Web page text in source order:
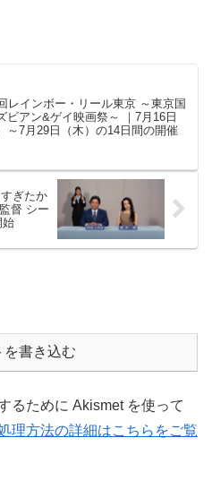
レインボー・リール東京 ～東京国
ビアン&ゲイ映画祭～ ｜7月16日
～7月29日（木）の14日間の開催
ぎたか
督 シー
配信開始
を書き込む
るために Akismet を使って
理方法の詳細はこちらをご覧